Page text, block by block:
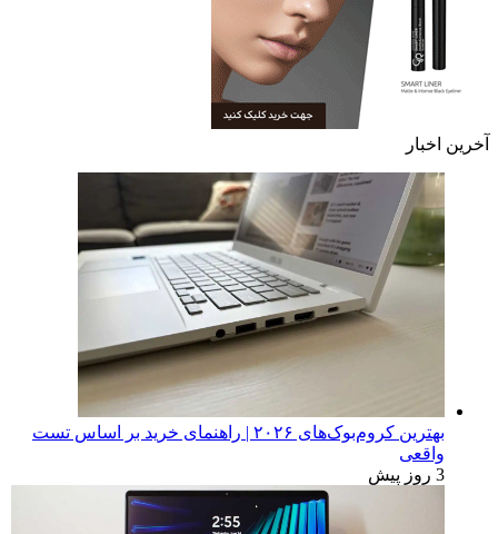
آخرین اخبار
بهترین کروم‌بوک‌های ۲۰۲۶ | راهنمای خرید بر اساس تست
واقعی
3 روز پیش